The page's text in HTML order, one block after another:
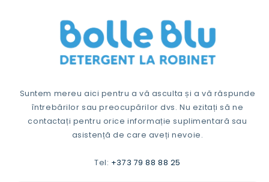
Suntem mereu aici pentru a vă asculta și a vă răspunde
întrebărilor sau preocupărilor dvs. Nu ezitați să ne
contactați pentru orice informație suplimentară sau
asistență de care aveți nevoie.
Tel: +373 79 88 88 25